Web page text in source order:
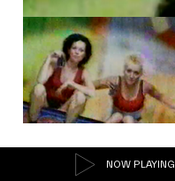
NOW PLAYING